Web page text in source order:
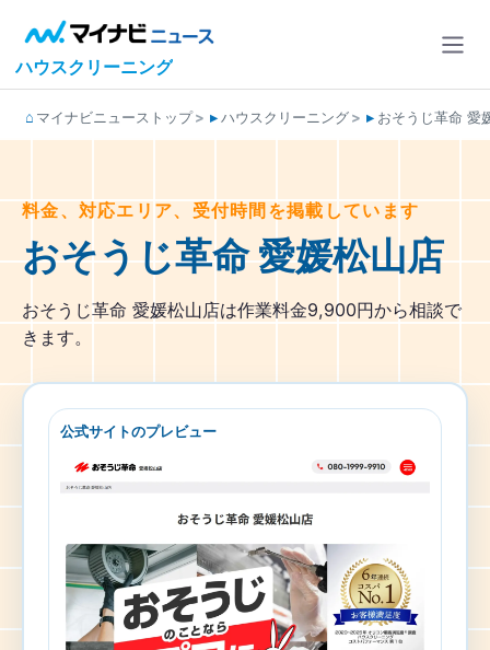
ハウスクリーニング
マイナビニューストップ ハウスクリーニング おそうじ革命 愛
料金、対応エリア、受付時間を掲載しています
おそうじ革命 愛媛松山店
おそうじ革命 愛媛松山店は作業料金9,900円から相談で
きます。
公式サイトのプレビュー